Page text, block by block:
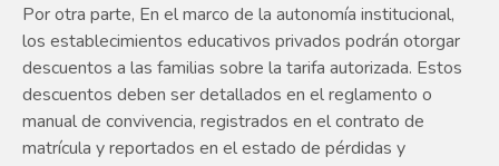
Por otra parte, En el marco de la autonomía institucional,
los establecimientos educativos privados podrán otorgar
descuentos a las familias sobre la tarifa autorizada. Estos
descuentos deben ser detallados en el reglamento o
manual de convivencia, registrados en el contrato de
matrícula y reportados en el estado de pérdidas y